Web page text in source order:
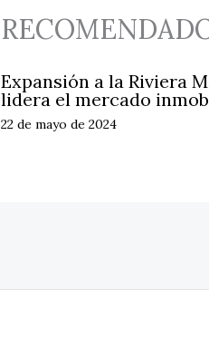
Expansión a la Riviera
lidera el mercado
22 de mayo de 2024